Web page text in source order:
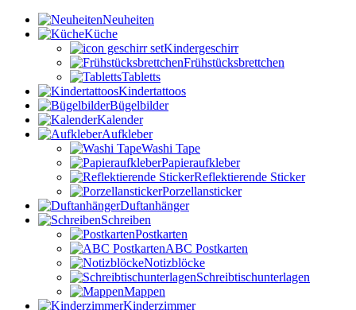
Neuheiten
Küche
Kindergeschirr
Frühstücksbrettchen
Tabletts
Kindertattoos
Bügelbilder
Kalender
Aufkleber
Washi Tape
Papieraufkleber
Reflektierende Sticker
Porzellansticker
Duftanhänger
Schreiben
Postkarten
ABC Postkarten
Notizblöcke
Schreibtischunterlagen
Mappen
Kinderzimmer